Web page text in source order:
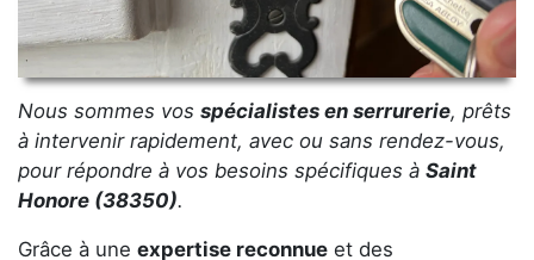
Nous sommes vos spécialistes en serrurerie, prêts
à intervenir rapidement, avec ou sans rendez-vous,
pour répondre à vos besoins spécifiques à Saint
Honore (38350).
Grâce à une expertise reconnue et des